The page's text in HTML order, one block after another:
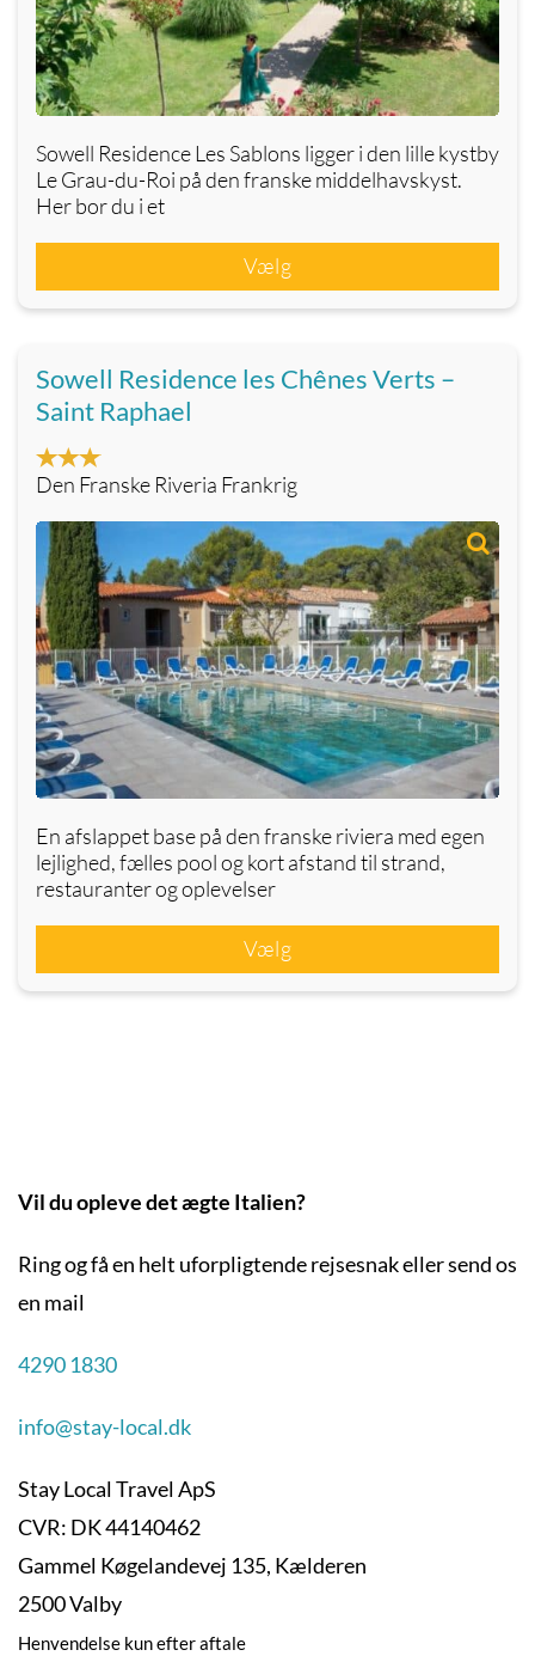
Sowell Residence Les Sablons ligger i den lille kystby
Le Grau-du-Roi på den franske middelhavskyst.
Her bor du i et
Vælg
Sowell Residence les Chênes Verts –
Saint Raphael
Den Franske Riveria Frankrig
En afslappet base på den franske riviera med egen
lejlighed, fælles pool og kort afstand til strand,
restauranter og oplevelser
Vælg
Vil du opleve det ægte Italien?
Ring og få en helt uforpligtende rejsesnak eller send os
en mail
4290 1830
info@stay-local.dk
Stay Local Travel ApS
CVR: DK 44140462
Gammel Køgelandevej 135, Kælderen
2500 Valby
Henvendelse kun efter aftale